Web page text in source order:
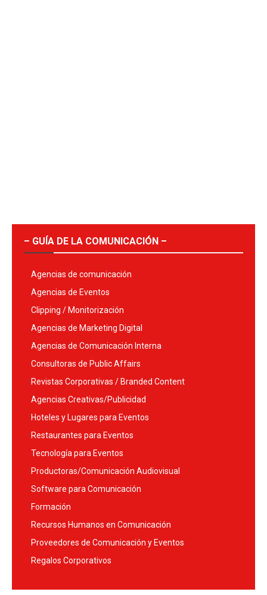
– GUÍA DE LA COMUNICACIÓN –
Agencias de comunicación
Agencias de Eventos
Clipping / Monitorización
Agencias de Marketing Digital
Agencias de Comunicación Interna
Consultoras de Public Affairs
Revistas Corporativas / Branded Content
Agencias Creativas/Publicidad
Hoteles y Lugares para Eventos
Restaurantes para Eventos
Tecnología para Eventos
Productoras/Comunicación Audiovisual
Software para Comunicación
Formación
Recursos Humanos en Comunicación
Proveedores de Comunicación y Eventos
Regalos Corporativos